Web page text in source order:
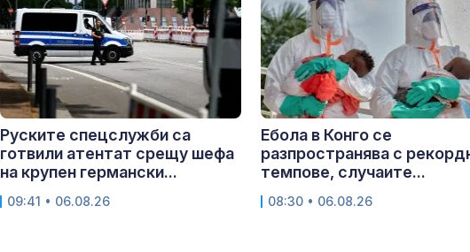
Руските спецслужби са
готвили атентат срещу шефа
на крупен германски...
09:41 • 06.08.26
Ебола в Конго се
разпространява с
темпове, случаите...
08:30 • 06.08.26